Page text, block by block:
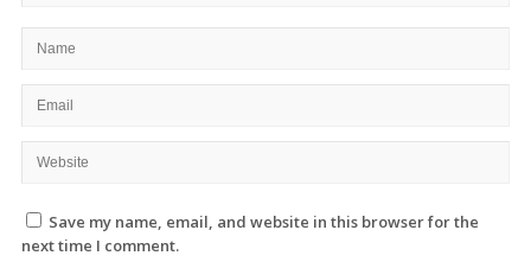
Save my name, email, and website in this browser for the
next time I comment.